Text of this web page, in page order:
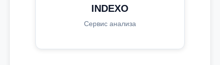
INDEXO
Сервис анализа